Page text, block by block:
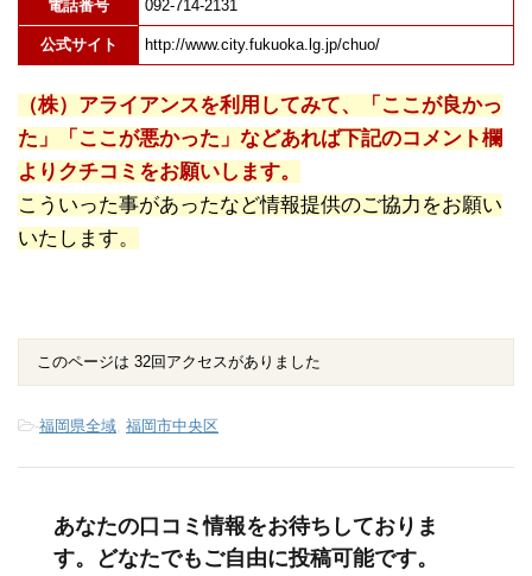
電話番号 092-714-2131
公式サイト http://www.city.fukuoka.lg.jp/chuo/
（株）アライアンスを利用してみて、「ここが良かっ
た」「ここが悪かった」などあれば下記のコメント欄
よりクチコミをお願いします。
こういった事があったなど情報提供のご協力をお願い
いたします。
このページは 32回アクセスがありました
-福岡県全域, 福岡市中央区
あなたの口コミ情報をお待ちしておりま
す。どなたでもご自由に投稿可能です。